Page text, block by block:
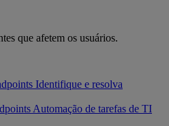
que afetem os usuários.
Identifique e resolva
Automação de tarefas de TI